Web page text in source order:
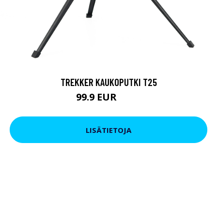
TREKKER KAUKOPUTKI T25
99.9 EUR
LISÄTIETOJA